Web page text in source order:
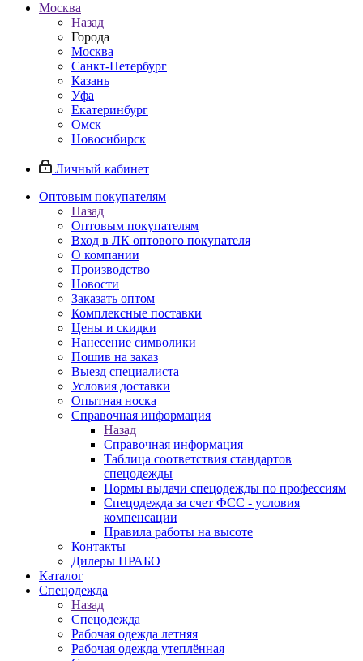
Москва
Назад
Города
Москва
Санкт-Петербург
Казань
Уфа
Екатеринбург
Омск
Новосибирск
Личный кабинет
Оптовым покупателям
Назад
Оптовым покупателям
Вход в ЛК оптового покупателя
О компании
Производство
Новости
Заказать оптом
Комплексные поставки
Цены и скидки
Нанесение символики
Пошив на заказ
Выезд специалиста
Условия доставки
Опытная носка
Справочная информация
Назад
Справочная информация
Таблица соответствия стандартов
спецодежды
Нормы выдачи спецодежды по профессиям
Спецодежда за счет ФСС - условия
компенсации
Правила работы на высоте
Контакты
Дилеры ПРАБО
Каталог
Спецодежда
Назад
Спецодежда
Рабочая одежда летняя
Рабочая одежда утеплённая